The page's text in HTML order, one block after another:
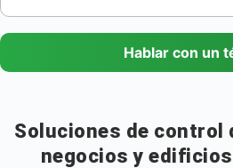
Hablar con un
Soluciones de control
negocios y